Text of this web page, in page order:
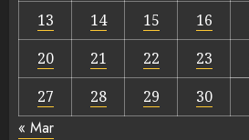
13
14 15 16
20
21 22 23
27
28 29 30
« Mar